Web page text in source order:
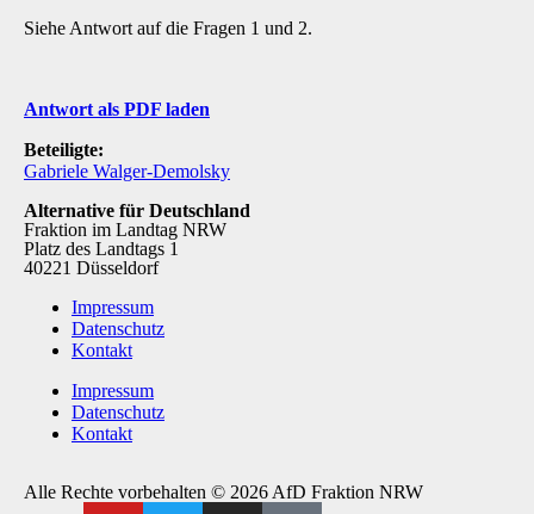
Siehe Antwort auf die Fragen 1 und 2.
Antwort als PDF laden
Beteiligte:
Gabriele Walger-Demolsky
Alternative für Deutschland
Fraktion im Landtag NRW
Platz des Landtags 1
40221 Düsseldorf
Impressum
Datenschutz
Kontakt
Impressum
Datenschutz
Kontakt
Alle Rechte vorbehalten © 2026 AfD Fraktion NRW